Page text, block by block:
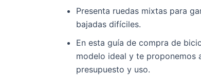
Presenta ruedas mixtas para
bajadas difíciles.
En esta guía de compra de
modelo ideal y te proponemos
presupuesto y uso.